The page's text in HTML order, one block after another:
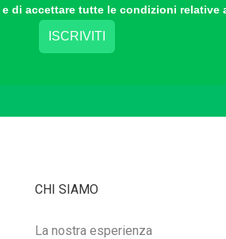
e di accettare tutte le condizioni relative
CHI SIAMO
La nostra esperienza